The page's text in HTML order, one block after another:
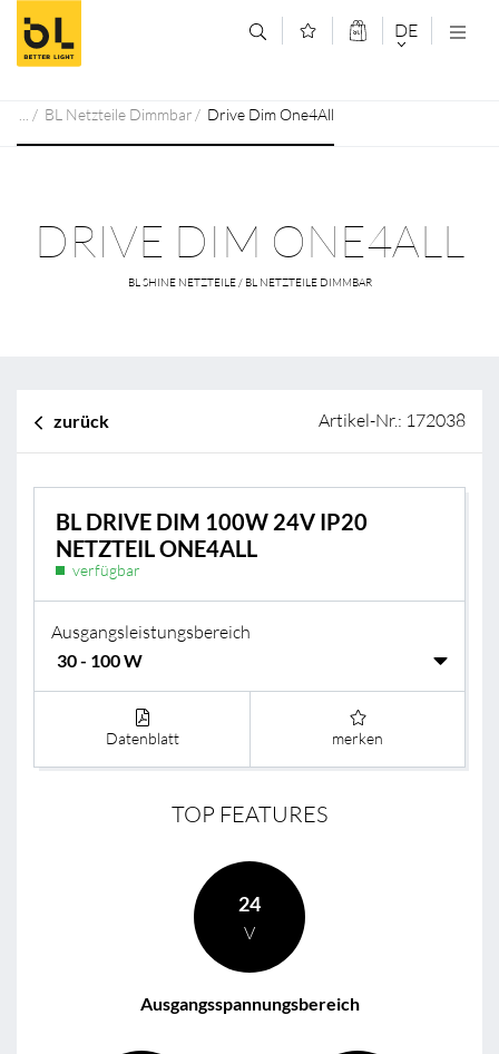
Zum Inhalt springen (Alt+0)
Zum Hauptmenü springen (Alt+1) DE
DEUTSCH
BL Netzteile Dimmbar Drive Dim One4All
DRIVE DIM ONE4ALL
BL SHINE NETZTEILE / BL NETZTEILE DIMMBAR
zurück Artikel-Nr.: 172038
BL DRIVE DIM 100W 24V IP20
NETZTEIL ONE4ALL
verfügbar
Ausgangsleistungsbereich
Datenblatt merken
TOP FEATURES
24
V
Ausgangsspannungsbereich